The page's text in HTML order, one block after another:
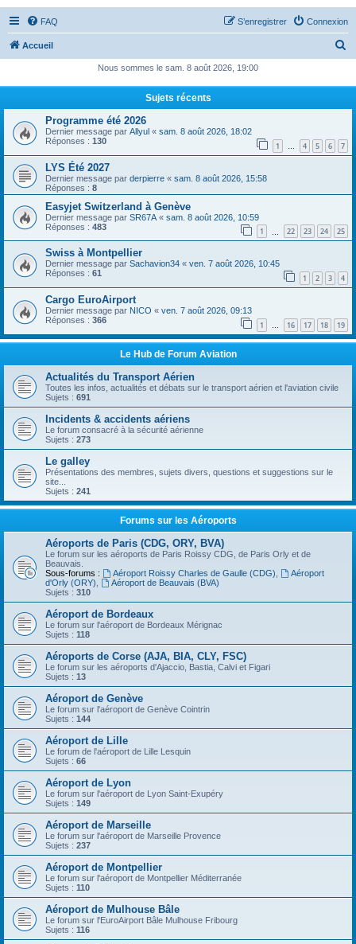
FAQ Connexion
S’enregistrer
Accueil
r
c
e
Nous sommes le sam. 8 août 2026, 19:00
Sujets récents
Programme été 2026
Dernier message par Allyul « sam. 8 août 2026, 18:02
Réponses : 130 1 … 4 5 6 7
LYS Été 2027
Dernier message par derpierre « sam. 8 août 2026, 15:58
Réponses : 8
Easyjet Switzerland à Genève
Dernier message par SR67A « sam. 8 août 2026, 10:59
Réponses : 483 1 22 23 24 25
Swiss à Montpellier
Dernier message par Sachavion34 « ven. 7 août 2026, 10:45
Réponses : 61 1 2 3 4
Cargo EuroAirport
Dernier message par NICO « ven. 7 août 2026, 09:13
Réponses : 366 1 … 16 17 18 19
Le Hub de Forum Aviation
Actualités du Transport Aérien
Toutes les infos, actualités et débats sur le transport aérien et l'aviation civile
Sujets : 691
Incidents & accidents aériens
Le forum consacré à la sécurité aérienne
Sujets : 273
Le galley
Présentations des membres, sujets divers, questions et suggestions sur le
site...
Sujets : 241
Forums sur les Aéroports
Aéroports de Paris (CDG, ORY, BVA)
Le forum sur les aéroports de Paris Roissy CDG, de Paris Orly et de
Beauvais.
Sous-forums :
Aéroport Roissy Charles de Gaulle (CDG)
Aéroport
d'Orly (ORY)
Aéroport de Beauvais (BVA)
Sujets : 310
Aéroport de Bordeaux
Le forum sur l'aéroport de Bordeaux Mérignac
Sujets : 118
Aéroports de Corse (AJA, BIA, CLY, FSC)
Le forum sur les aéroports d'Ajaccio, Bastia, Calvi et Figari
Sujets : 13
Aéroport de Genève
Le forum sur l'aéroport de Genève Cointrin
Sujets : 144
Aéroport de Lille
Le forum de l'aéroport de Lille Lesquin
Sujets : 66
Aéroport de Lyon
Le forum sur l'aéroport de Lyon Saint-Exupéry
Sujets : 149
Aéroport de Marseille
Le forum sur l'aéroport de Marseille Provence
Sujets : 237
Aéroport de Montpellier
Le forum sur l'aéroport de Montpellier Méditerranée
Sujets : 110
Aéroport de Mulhouse Bâle
Le forum sur l'EuroAirport Bâle Mulhouse Fribourg
Sujets : 116